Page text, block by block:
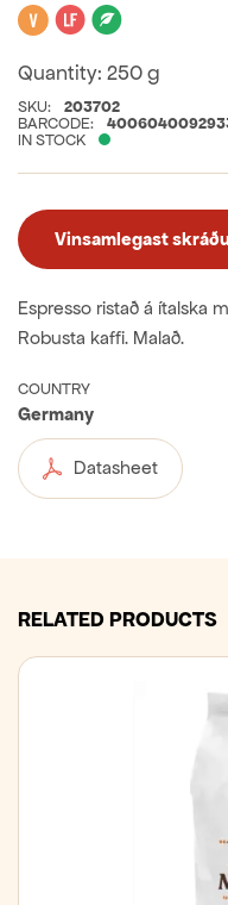
VeganLactose free
Quantity: 250 g
SKU:
203702
BARCODE:
IN STOCK
Vinsamlegast
Espresso ristað á ítalska
Robusta kaffi. Malað.
COUNTRY
Germany
Datasheet
RELATED PRODUCTS